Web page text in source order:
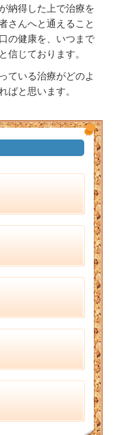
納得した上で治療を
さんへと通えること
の健康を、いつまで
信じております。
ている治療がどのよ
ばと思います。